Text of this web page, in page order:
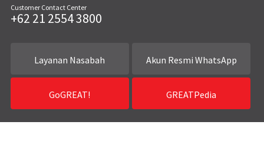
Customer Contact Center
+62 21 2554 3800
Layanan Nasabah Akun Resmi WhatsApp
GoGREAT! GREATPedia